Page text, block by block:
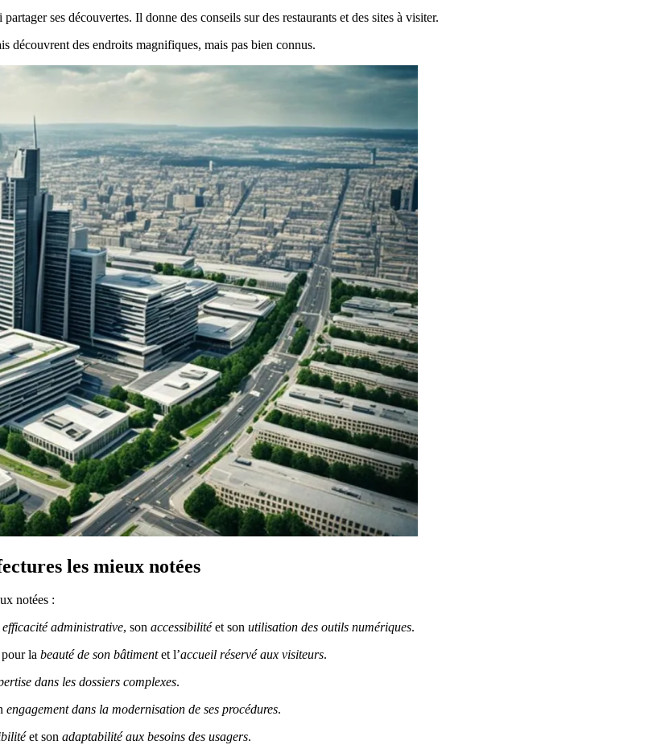
ses découvertes. Il donne des conseils sur des restaurants et des sites à visiter.
découvrent des endroits magnifiques, mais pas bien connus.
les mieux notées
notées :
efficacité administrative, son accessibilitéet son utilisation des outils numériques.
la beauté de son bâtimentet l’accueil réservé aux visiteurs.
dans les dossiers complexes.
engagement dans la modernisation de ses procédures.
et son adaptabilité aux besoins des usagers.